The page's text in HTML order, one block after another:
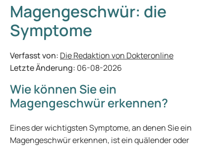
Magengeschwür: die
Symptome
Verfasst von: Die Redaktion von Dokteronline
Letzte Änderung: 06-08-2026
Wie können Sie ein
Magengeschwür erkennen?
Eines der wichtigsten Symptome, an denen Sie ein
Magengeschwür erkennen, ist ein quälender oder